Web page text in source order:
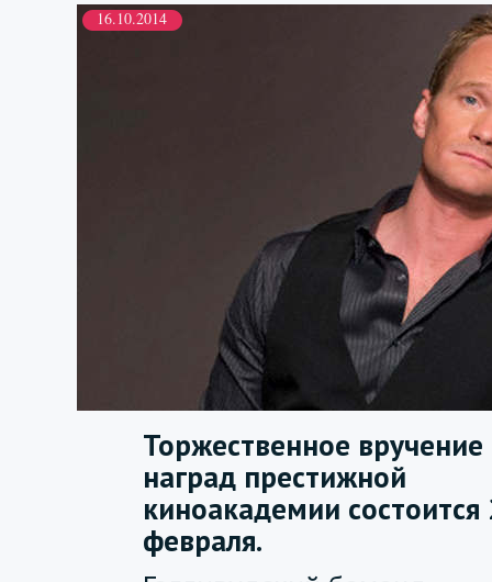
16.10.2014
Торжественное вручение
наград престижной
киноакадемии состоится
февраля.